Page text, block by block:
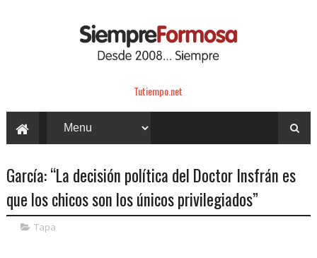
Tutiempo.net
García: “La decisión política del Doctor Insfrán es
que los chicos son los únicos privilegiados”
Tapa